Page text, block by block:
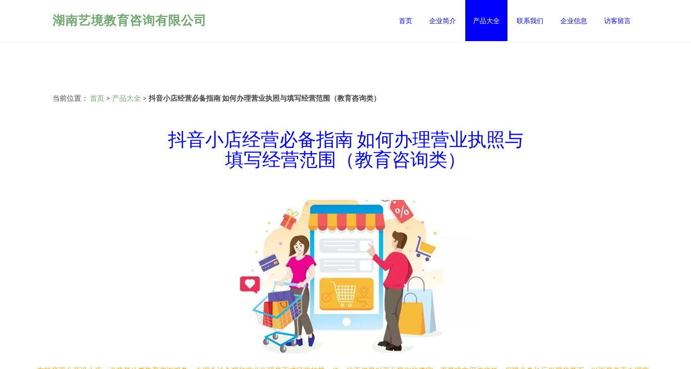
湖南艺境教育咨询有限公司 首页 企业简介 产品大全 联系我们 企业信息 访客留言
当前位置： 首页 > 产品大全 > 抖音小店经营必备指南 如何办理营业执照与填写经营范围（教育咨询类）
抖音小店经营必备指南 如何办理营业执照与
填写经营范围（教育咨询类）